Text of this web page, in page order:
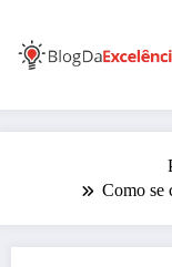
para
conteúdo
Como se